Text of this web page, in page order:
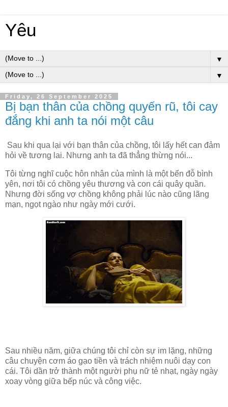
Yêu
▼
▼
Friday, 26 September 2025
Bị bạn thân của chồng quyến rũ, tôi cay
đắng khi anh ta nói một câu
Sau khi qua lại với bạn thân của chồng, tôi lấy hết can đảm
hỏi về tương lai. Nhưng anh ta đã thẳng thừng nói...
Tôi từng nghĩ cuộc hôn nhân của mình là một bến đỗ bình
yên, nơi tôi có chồng yêu thương và con cái quây quần.
Nhưng đời sống vợ chồng không phải lúc nào cũng lãng
mạn, ngọt ngào như ngày mới cưới.
Sau nhiều năm, giữa chúng tôi chỉ còn sự im lặng, những
câu chuyện cơm áo gạo tiền và trách nhiệm nuôi dạy con
cái. Tôi dần trở thành một người phụ nữ tẻ nhạt, ngày ngày
xoay vòng giữa bếp núc và công việc.